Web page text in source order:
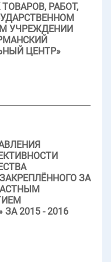
РАБОТ,
УЧРЕЖДЕНИИ
ЦЕНТР»
ЗА
2015 - 2016